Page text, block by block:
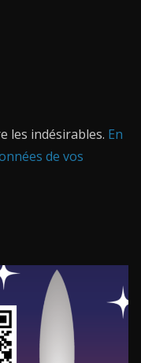
les indésirables. En
de vos